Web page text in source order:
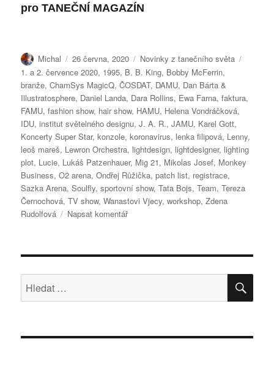
proTANEČNÍ MAGAZÍN
Autor:
Michal Publikováno:
26 června, 2020 Rubriky:
Novinky z tanečního světa
1. a 2. července 2020, 1995, B. B. King, Bobby McFerrin,
branže,ChamSys MagicQ,ČOSDAT, DAMU, Dan Bárta &
Illustratosphere, Daniel Landa, Dara Rollins, Ewa Farna,faktura,
FAMU,fashion show, hair show, HAMU, Helena Vondráčková,
IDU,institut světelného designu,J. A. R.,JAMU, Karel Gott,
Koncerty Super Star,konzole,koronavirus, lenka filipová, Lenny,
leoš mareš, Lewron Orchestra, lightdesign, lightdesigner, lighting
plot, Lucie, Lukáš Patzenhauer, Mig 21, Mikolas Josef, Monkey
Business,O2 arena,Ondřej Růžička,patch list, registrace,
Sazka Arena,Soulfly,sportovní show,Tata Bojs,Team,Tereza
Černochová,TV show,Wanastovi Vjecy,workshop,Zdena
Rudolfová
Napsat komentářpro
názvem
akce
NoDu
Hledat: